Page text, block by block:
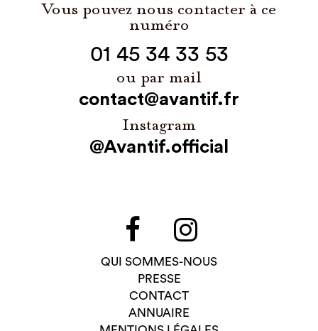
Vous pouvez nous contacter à ce
numéro
01 45 34 33 53
ou par mail
contact@avantif.fr
Instagram
@Avantif.official
QUI SOMMES-NOUS
PRESSE
CONTACT
ANNUAIRE